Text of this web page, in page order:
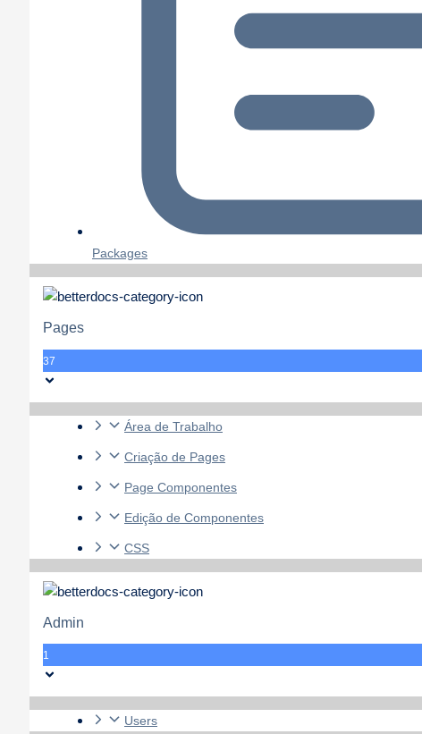
Packages
Pages
37
Área de Trabalho
Criação de Pages
Page Componentes
Edição de Componentes
CSS
Admin
1
Users